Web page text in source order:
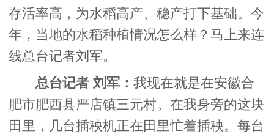
存活率高，为水稻高产、稳产打下基础。今
年，当地的水稻种植情况怎么样？马上来连
线总台记者刘军。
总台记者 刘军：我现在就是在安徽合
肥市肥西县严店镇三元村。在我身旁的这块
田里，几台插秧机正在田里忙着插秧。每台